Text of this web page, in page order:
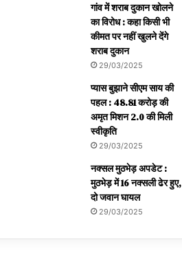
गांव में शराब दुकान खोलने
का विरोध : कहा किसी भी
कीमत पर नहीं खुलने देंगे
शराब दुकान
29/03/2025
प्यास बुझाने सीएम साय की
पहल : 48.81 करोड़ की
अमृत मिशन 2.0 की मिली
स्वीकृति
29/03/2025
नक्सल मुठभेड़ अपडेट :
मुठभेड़ में 16 नक्सली ढेर हुए,
दो जवान घायल
29/03/2025